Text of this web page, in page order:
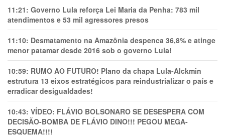
11:21: Governo Lula reforça Lei Maria da Penha: 783 mil
atendimentos e 53 mil agressores presos
11:10: Desmatamento na Amazônia despenca 36,8% e atinge
menor patamar desde 2016 sob o governo Lula!
10:59: RUMO AO FUTURO! Plano da chapa Lula-Alckmin
estrutura 13 eixos estratégicos para reindustrializar o país e
erradicar desigualdades!
10:43: VÍDEO: FLÁVIO BOLSONARO SE DESESPERA COM
DECISÃO-BOMBA DE FLÁVIO DINO!!! PEGOU MEGA-
ESQUEMA!!!!